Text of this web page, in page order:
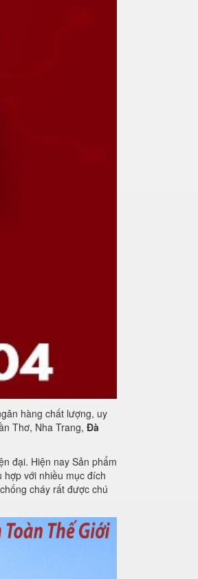
hàng chất lượng, uy
Thơ, Nha Trang, Đà
đại. Hiện nay Sản phẩm
với nhiều mục đích
cháy rất được chú